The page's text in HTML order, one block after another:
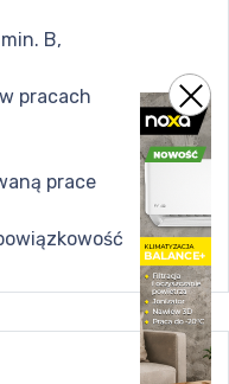
B,
pracach
prace